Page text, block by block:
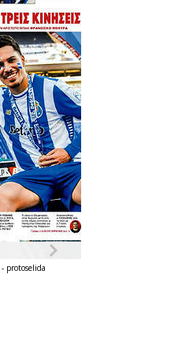
- protoselida